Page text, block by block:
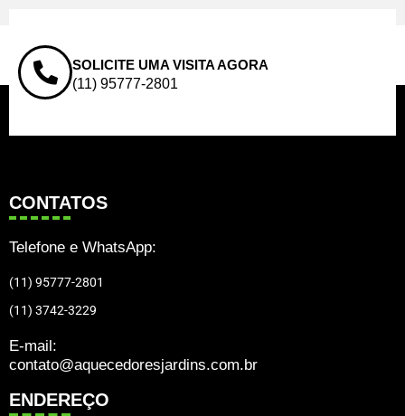
SOLICITE UMA VISITA AGORA
(11) 95777-2801
CONTATOS
Telefone e WhatsApp:
(11) 95777-2801
(11) 3742-3229
E-mail:
contato@aquecedoresjardins.com.br
ENDEREÇO